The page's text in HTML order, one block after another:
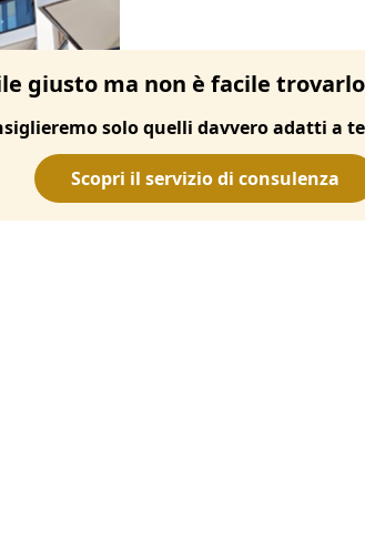
giusto ma non è facile
solo quelli davvero adatti a te
Scopri il servizio di consulenza